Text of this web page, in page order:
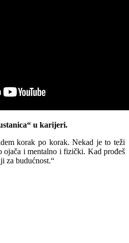
u karijeri.
korak po korak. Nekad je to teži
ojača i mentalno i fizički. Kad prođeš
za budućnost.“